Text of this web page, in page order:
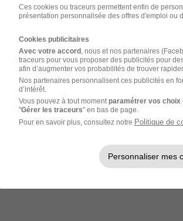
Ces cookies ou traceurs permettent enfin de
présentation personnalisée des offres d'emploi ou
Cookies publicitaires
Avec votre accord, nous et nos partenaires
traceurs pour vous proposer des publicités pour
afin d’augmenter vos probabilités de trouver
Nos partenaires personnalisent ces publicités en
d’intérêt.
Vous pouvez à tout moment paramétrer vos choix
"Gérer les traceurs" en bas de page.
Pour en savoir plus, consultez notre Politique de
Personnaliser mes